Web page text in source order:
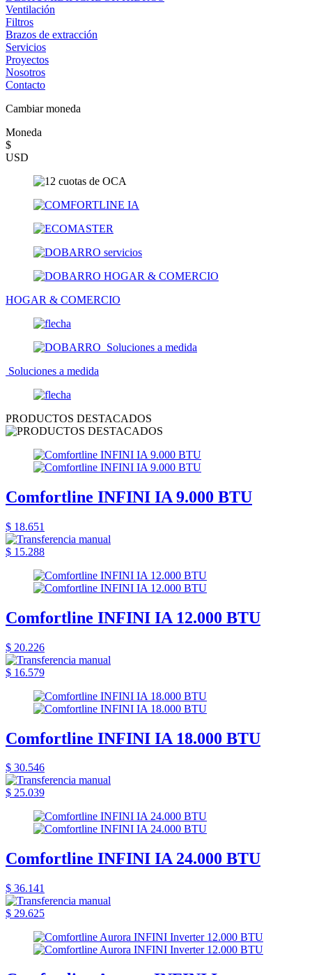
Ventilación
Filtros
Brazos de extracción
Servicios
Proyectos
Nosotros
Contacto
Cambiar moneda
Moneda
$
USD
HOGAR & COMERCIO
Soluciones a medida
PRODUCTOS DESTACADOS
Comfortline INFINI IA 9.000 BTU
$ 18.651
$ 15.288
Comfortline INFINI IA 12.000 BTU
$ 20.226
$ 16.579
Comfortline INFINI IA 18.000 BTU
$ 30.546
$ 25.039
Comfortline INFINI IA 24.000 BTU
$ 36.141
$ 29.625